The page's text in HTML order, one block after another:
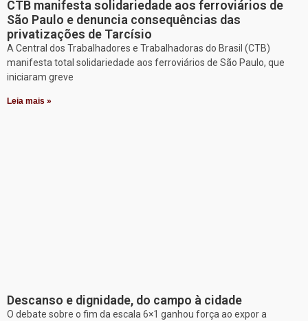
CTB manifesta solidariedade aos ferroviários de
São Paulo e denuncia consequências das
privatizações de Tarcísio
A Central dos Trabalhadores e Trabalhadoras do Brasil (CTB)
manifesta total solidariedade aos ferroviários de São Paulo, que
iniciaram greve
Leia mais »
Descanso e dignidade, do campo à cidade
O debate sobre o fim da escala 6×1 ganhou força ao expor a